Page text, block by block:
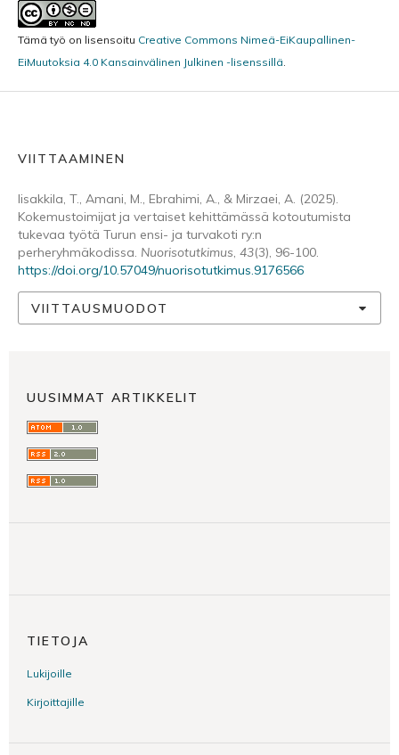
Tämä työ on lisensoitu Creative Commons Nimeä-EiKaupallinen-
EiMuutoksia 4.0 Kansainvälinen Julkinen -lisenssillä.
VIITTAAMINEN
Iisakkila, T., Amani, M., Ebrahimi, A., & Mirzaei, A. (2025).
Kokemustoimijat ja vertaiset kehittämässä kotoutumista
tukevaa työtä Turun ensi- ja turvakoti ry:n
perheryhmäkodissa. Nuorisotutkimus, 43(3), 96-100.
https://doi.org/10.57049/nuorisotutkimus.9176566
VIITTAUSMUODOT
UUSIMMAT ARTIKKELIT
TIETOJA
Lukijoille
Kirjoittajille